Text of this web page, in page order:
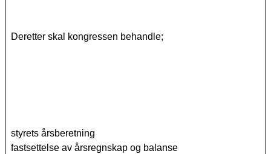
Deretter skal kongressen behandle;
styrets årsberetning
fastsettelse av årsregnskap og balanse